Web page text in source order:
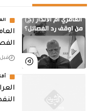
قبل 6 دقائق